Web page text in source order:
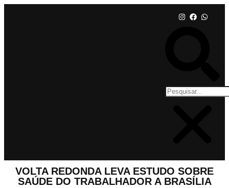
VOLTA REDONDA LEVA ESTUDO SOBRE
SAÚDE DO TRABALHADOR A BRASÍLIA